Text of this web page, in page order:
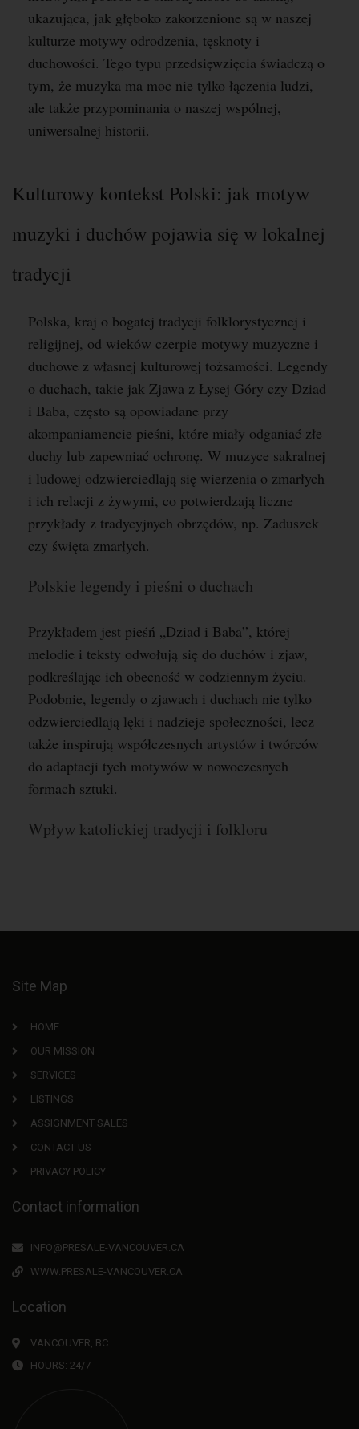
ukazująca, jak głęboko zakorzenione są w naszej
kulturze motywy odrodzenia, tęsknoty i
duchowości. Tego typu przedsięwzięcia świadczą o
tym, że muzyka ma moc nie tylko łączenia ludzi,
ale także przypominania o naszej wspólnej,
uniwersalnej historii.
Kulturowy kontekst Polski: jak motyw
muzyki i duchów pojawia się w lokalnej
tradycji
Polska, kraj o bogatej tradycji folklorystycznej i
religijnej, od wieków czerpie motywy muzyczne i
duchowe z własnej kulturowej tożsamości. Legendy
o duchach, takie jak Zjawa z Łysej Góry czy Dziad
i Baba, często są opowiadane przy
akompaniamencie pieśni, które miały odganiać złe
duchy lub zapewniać ochronę. W muzyce sakralnej
i ludowej odzwierciedlają się wierzenia o zmarłych
i ich relacji z żywymi, co potwierdzają liczne
przykłady z tradycyjnych obrzędów, np. Zaduszek
czy święta zmarłych.
Polskie legendy i pieśni o duchach
Przykładem jest pieśń „Dziad i Baba”, której
melodie i teksty odwołują się do duchów i zjaw,
podkreślając ich obecność w codziennym życiu.
Podobnie, legendy o zjawach i duchach nie tylko
odzwierciedlają lęki i nadzieje społeczności, lecz
także inspirują współczesnych artystów i twórców
do adaptacji tych motywów w nowoczesnych
formach sztuki.
Wpływ katolickiej tradycji i folkloru
Site Map
HOME
OUR MISSION
SERVICES
LISTINGS
ASSIGNMENT SALES
CONTACT US
PRIVACY POLICY
Contact information
INFO@PRESALE-VANCOUVER.CA
WWW.PRESALE-VANCOUVER.CA
Location
VANCOUVER, BC
HOURS: 24/7